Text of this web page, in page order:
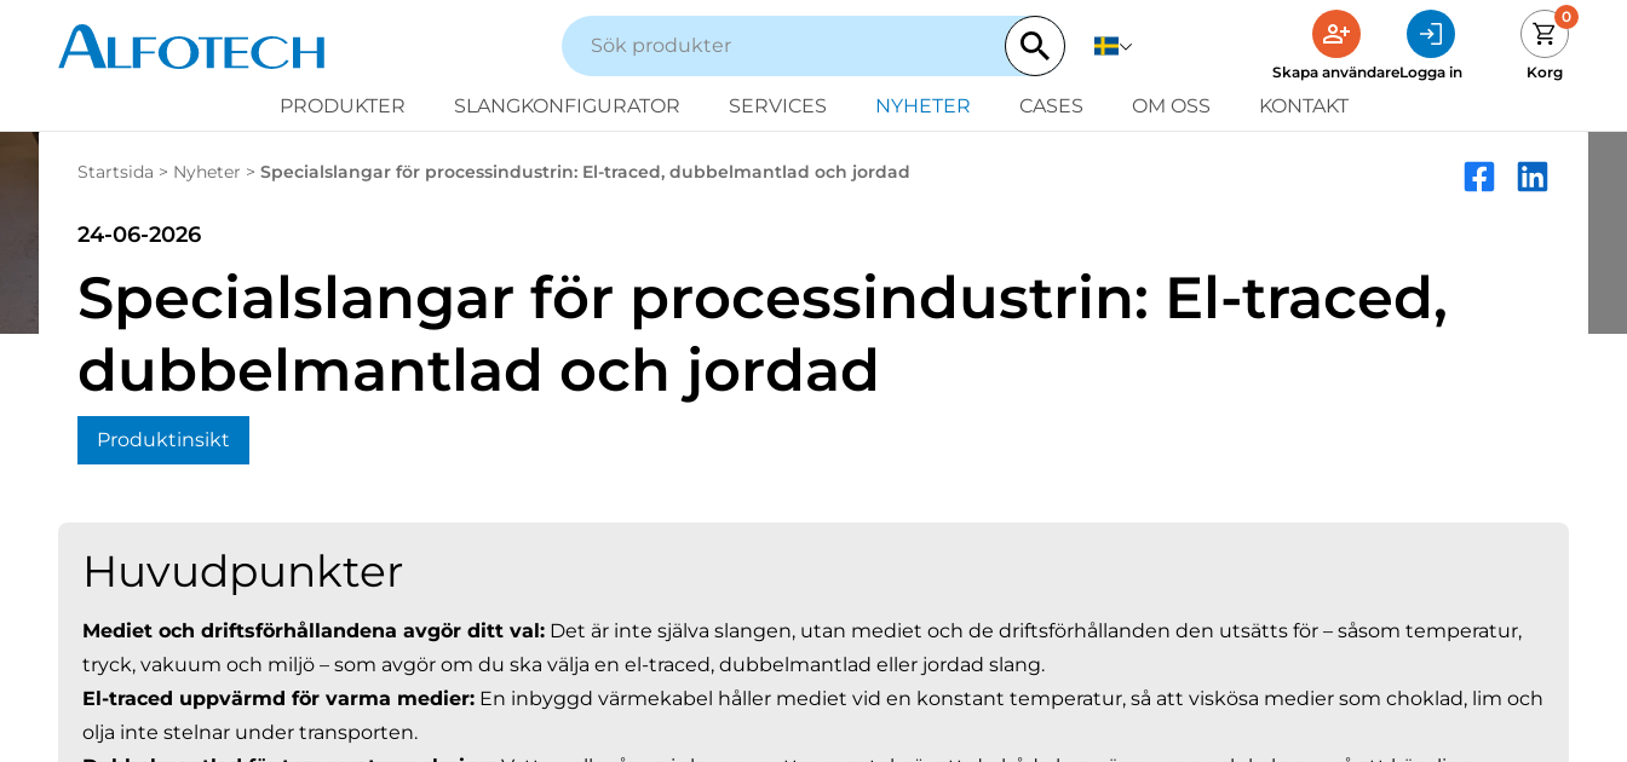
Skapa användareLogga in
0
Korg
PRODUKTER SLANGKONFIGURATOR SERVICES NYHETER CASES OM OSS KONTAKT
Startsida > Nyheter > Specialslangar för processindustrin: El-traced, dubbelmantlad och jordad
24-06-2026
Specialslangar för processindustrin: El-traced,
dubbelmantlad och jordad
Produktinsikt
Huvudpunkter
Mediet och driftsförhållandena avgör ditt val: Det är inte själva slangen, utan mediet och de driftsförhållanden den utsätts för – såsom temperatur,
tryck, vakuum och miljö – som avgör om du ska välja en el-traced, dubbelmantlad eller jordad slang.
El-traced uppvärmd för varma medier: En inbyggd värmekabel håller mediet vid en konstant temperatur, så att viskösa medier som choklad, lim och
olja inte stelnar under transporten.